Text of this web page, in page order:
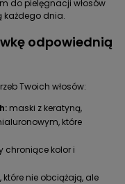
do pielęgnacji włosów
każdego dnia.
odpowiednią
Twoich włosów:
maski z keratyną,
które
chroniące kolor i
które nie obciążają, ale